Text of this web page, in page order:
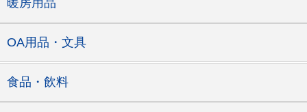
暖房用品
OA用品・文具
食品・飲料